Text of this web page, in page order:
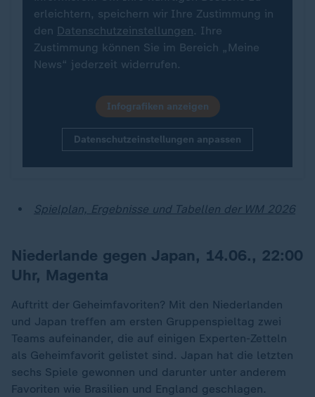
erleichtern, speichern wir Ihre Zustimmung in
den Datenschutzeinstellungen. Ihre
Zustimmung können Sie im Bereich „Meine
News“ jederzeit widerrufen.
Infografiken anzeigen
Datenschutzeinstellungen anpassen
Spielplan, Ergebnisse und Tabellen der WM 2026
Niederlande gegen Japan, 14.06., 22:00
Uhr, Magenta
Auftritt der Geheimfavoriten? Mit den Niederlanden
und Japan treffen am ersten Gruppenspieltag zwei
Teams aufeinander, die auf einigen Experten-Zetteln
als Geheimfavorit gelistet sind. Japan hat die letzten
sechs Spiele gewonnen und darunter unter anderem
Favoriten wie Brasilien und England geschlagen.